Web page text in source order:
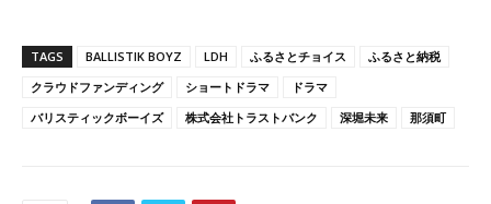
TAGS BALLISTIK BOYZ LDH ふるさとチョイス
ふるさと納税
クラウドファンディング
ショートドラマ
ドラマ
バリスティックボーイズ
株式会社トラストバンク 深堀未来 那須町